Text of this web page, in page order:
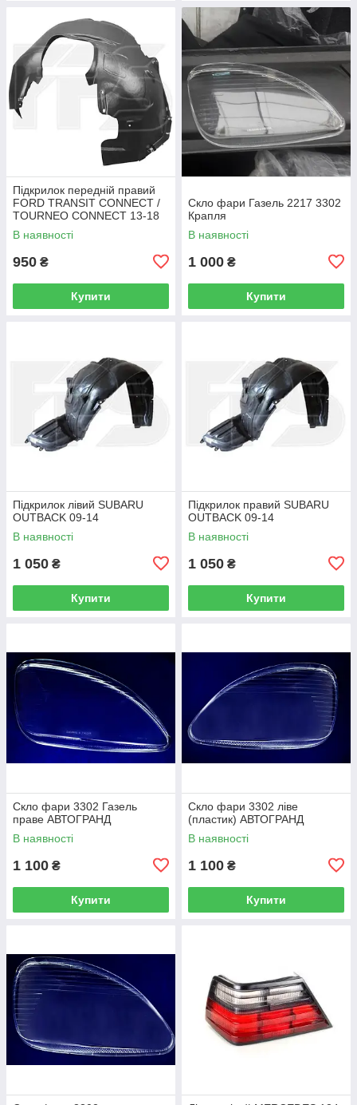
Підкрилок передній правий
FORD TRANSIT CONNECT /
TOURNEO CONNECT 13-18
В наявності
950 ₴
Купити
Скло фари Газель 2217 3302
Крапля
В наявності
1 000 ₴
Купити
Підкрилок лівий SUBARU
OUTBACK 09-14
В наявності
1 050 ₴
Купити
Підкрилок правий SUBARU
OUTBACK 09-14
В наявності
1 050 ₴
Купити
Скло фари 3302 Газель
праве АВТОГРАНД
В наявності
1 100 ₴
Купити
Скло фари 3302 ліве
(пластик) АВТОГРАНД
В наявності
1 100 ₴
Купити